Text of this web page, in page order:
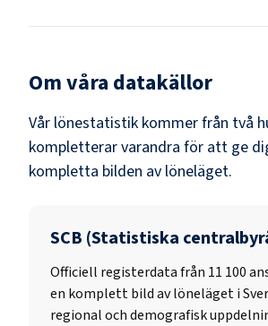
Om våra datakällor
Vår lönestatistik kommer från två
kompletterar varandra för att ge
kompletta bilden av löneläget.
SCB (Statistiska
Officiell registerdata från 11 100
en komplett bild av löneläget i
regional och demografisk